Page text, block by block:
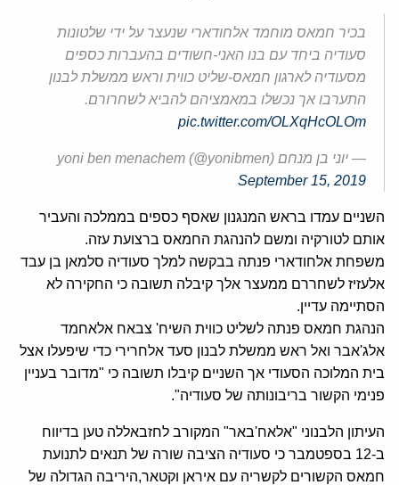
בכיר חמאס מוחמד אלחודארי שנעצר על ידי שלטונות
סעודיה ביחד עם בנו האני-חשודים בהעברות כספים
מסעודיה לארגון חמאס-שליט כווית וראש ממשלת לבנון
התערבו אך נכשלו במאמציהם להביא לשחרורם.
pic.twitter.com/OLXqHcOLOm
— יוני בן מנחם yoni ben menachem (@yonibmen)
September 15, 2019
השניים עמדו בראש המנגנון שאסף כספים בממלכה והעביר
אותם לטורקיה ומשם להנהגת החמאס ברצועת עזה.
משפחת אלחודארי פנתה בבקשה למלך סעודיה סלמאן בן עבד
אלעזיז לשחררם ממעצר אלך קיבלה תשובה כי החקירה לא
הסתיימה עדיין.
הנהגת חמאס פנתה לשליט כווית השיח' צבאח אלאחמד
אלג'אבר ואל ראש ממשלת לבנון סעד אלחרירי כדי שיפעלו אצל
בית המלוכה הסעודי אך השניים קיבלו תשובה כי "מדובר בעניין
פנימי הקשור בריבונותה של סעודיה".
העיתון הלבנוני "אלאח'באר" המקורב לחזבאללה טען בדיווח
ב-12 בספטמבר כי סעודיה הציבה שורה של תנאים לתנועת
חמאס הקשורים לקשריה עם איראן וקטאר,היריבה הגדולה של